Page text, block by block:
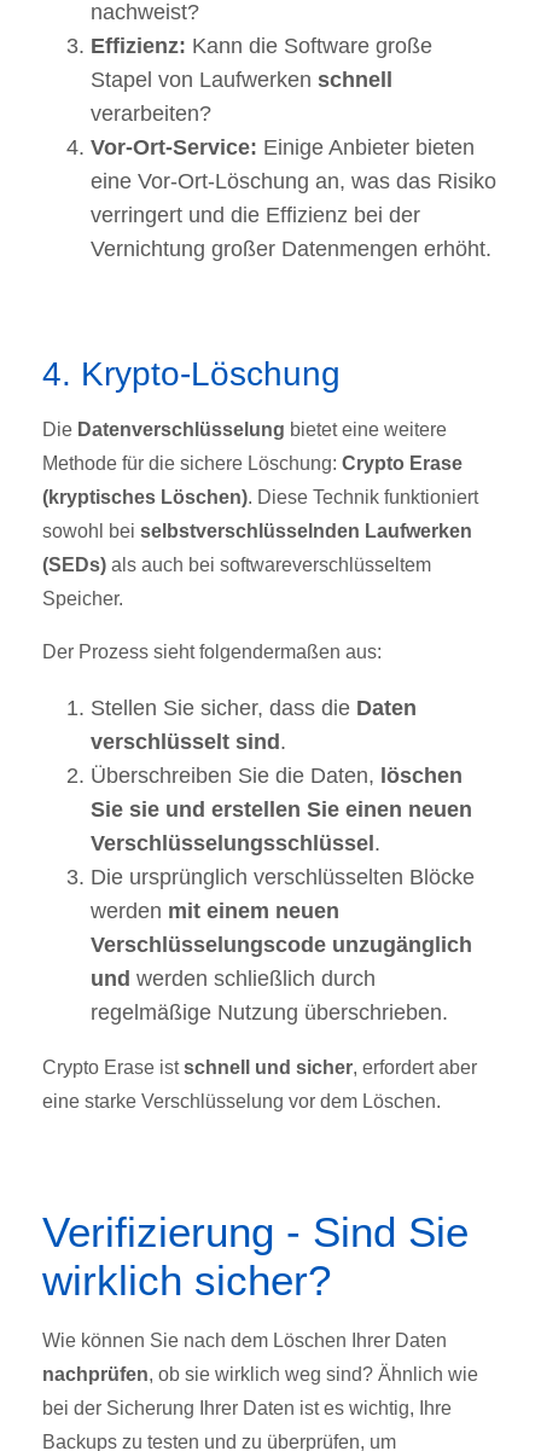
nachweist?
Effizienz: Kann die Software große
Stapel von Laufwerken schnell
verarbeiten?
Vor-Ort-Service: Einige Anbieter bieten
eine Vor-Ort-Löschung an, was das Risiko
verringert und die Effizienz bei der
Vernichtung großer Datenmengen erhöht.
4. Krypto-Löschung
Die Datenverschlüsselung bietet eine weitere
Methode für die sichere Löschung: Crypto Erase
(kryptisches Löschen). Diese Technik funktioniert
sowohl bei selbstverschlüsselnden Laufwerken
(SEDs) als auch bei softwareverschlüsseltem
Speicher.
Der Prozess sieht folgendermaßen aus:
Stellen Sie sicher, dass die Daten
verschlüsselt sind .
Überschreiben Sie die Daten, löschen
Sie sie und erstellen Sie einen neuen
Verschlüsselungsschlüssel .
Die ursprünglich verschlüsselten Blöcke
werden mit einem neuen
Verschlüsselungscode unzugänglich
und werden schließlich durch
regelmäßige Nutzung überschrieben.
Crypto Erase istschnell und sicher, erfordert aber
eine starke Verschlüsselung vor dem Löschen.
Verifizierung - Sind Sie
wirklich sicher?
Wie können Sie nach dem Löschen Ihrer Daten
nachprüfen, ob sie wirklich weg sind? Ähnlich wie
bei der Sicherung Ihrer Daten ist es wichtig, Ihre
Backups zu testen und zu überprüfen, um